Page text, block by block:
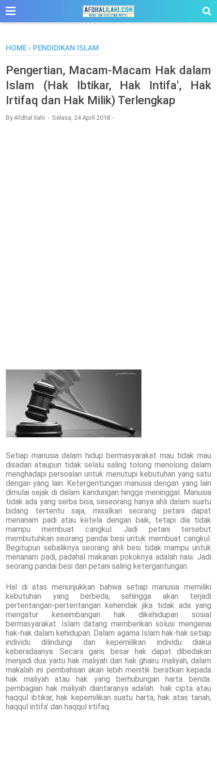
-->
HOME › PENDIDIKAN ISLAM
Pengertian, Macam-Macam Hak dalam
Islam (Hak Ibtikar, Hak Intifa', Hak
Irtifaq dan Hak Milik) Terlengkap
ByAfdhal Ilahi Selasa, 24 April 2018
Setiap manusia dalam hidup bermasyarakat mau tidak mau
disadari ataupun tidak selalu saling tolong menolong dalam
menghadapi persoalan untuk menutupi kebutuhan yang satu
dengan yang lain. Ketergentungan manusia dengan yang lain
dimulai sejak di dalam kandungan hingga meninggal. Manusia
tidak ada yang serba bisa, seseorang hanya ahli dalam suatu
bidang tertentu saja, misalkan seorang petani dapat
menanam padi atau ketela dengan baik, tetapi dia tidak
mampu membuat cangkul. Jadi petani tersebut
membutuhkan seorang pandai besi untuk membuat cangkul.
Begitupun sebaliknya seorang ahli besi tidak mampu untuk
menanam padi, padahal makanan pokoknya adalah nasi. Jadi
seorang pandai besi dan petani saling ketergantungan.
Hal di atas menunjukkan bahwa setiap manusia memiliki
kebutuhan yang berbeda, sehingga akan terjadi
pertentangan-pertentangan kehendak jika tidak ada yang
mengatur keseimbangan hak dikehidupan sosial
bermasyarakat. Islam datang memberikan solusi mengenai
hak-hak dalam kehidupan. Dalam agama Islam hak-hak setiap
individu dilindungi dan kepemilikan individu diakui
keberadaanya. Secara garis besar hak dapat dibedakan
menjadi dua yaitu hak maliyah dan hak ghairu maliyah, dalam
makalah ini pembahsan akan lebih menitik beratkan kepada
hak maliyah atau hak yang berhubungan harta benda.
pembagian hak maliyah diantaranya adalah hak cipta atau
haqqul ibtikar, hak kepemilikan suatu harta, hak atas tanah,
haqqul intifa’ dan haqqul irtifaq.